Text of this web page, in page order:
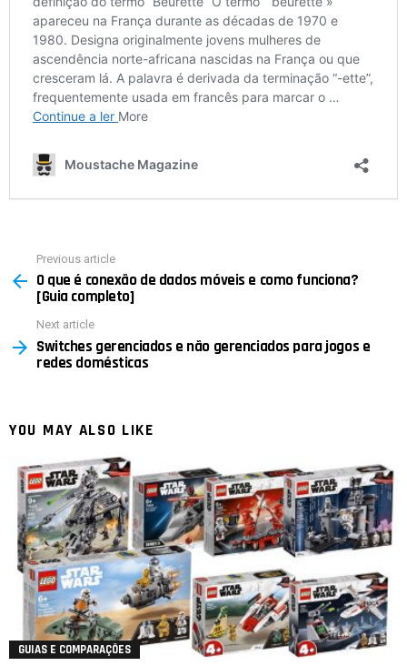
more
Previous article
O que é conexão de dados móveis e como funciona?
[Guia completo]
Next article
Switches gerenciados e não gerenciados para jogos e
redes domésticas
YOU MAY ALSO LIKE
GUIAS E COMPARAÇÕES